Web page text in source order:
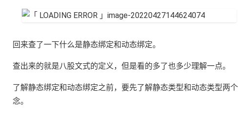
回来查了一下什么是静态绑定和动态绑定。
查出来的就是八股文式的定义，但是看的多了也多少理解一点。
了解静态绑定和动态绑定之前，要先了解静态类型和动态类型两
念。